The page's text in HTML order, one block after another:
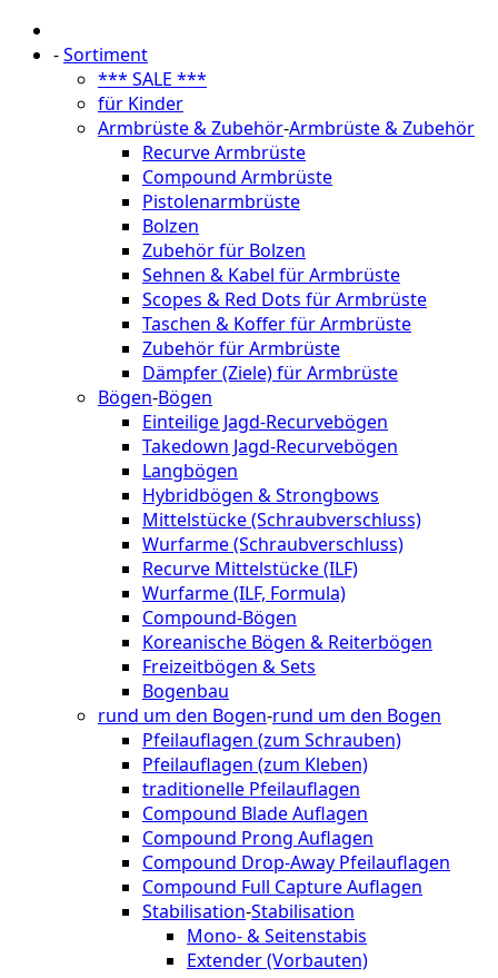
-Sortiment
*** SALE ***
für Kinder
Armbrüste & Zubehör-Armbrüste & Zubehör
Recurve Armbrüste
Compound Armbrüste
Pistolenarmbrüste
Bolzen
Zubehör für Bolzen
Sehnen & Kabel für Armbrüste
Scopes & Red Dots für Armbrüste
Taschen & Koffer für Armbrüste
Zubehör für Armbrüste
Dämpfer (Ziele) für Armbrüste
Bögen-Bögen
Einteilige Jagd-Recurvebögen
Takedown Jagd-Recurvebögen
Langbögen
Hybridbögen & Strongbows
Mittelstücke (Schraubverschluss)
Wurfarme (Schraubverschluss)
Recurve Mittelstücke (ILF)
Wurfarme (ILF, Formula)
Compound-Bögen
Koreanische Bögen & Reiterbögen
Freizeitbögen & Sets
Bogenbau
rund um den Bogen-rund um den Bogen
Pfeilauflagen (zum Schrauben)
Pfeilauflagen (zum Kleben)
traditionelle Pfeilauflagen
Compound Blade Auflagen
Compound Prong Auflagen
Compound Drop-Away Pfeilauflagen
Compound Full Capture Auflagen
Stabilisation-Stabilisation
Mono- & Seitenstabis
Extender (Vorbauten)